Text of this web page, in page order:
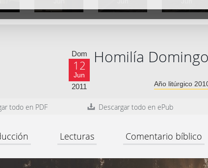
Dom
12
Jun
2011
Homilía
Año litúrgico
todo en PDF Descargar todo en ePub
Lecturas Comentario bíblico